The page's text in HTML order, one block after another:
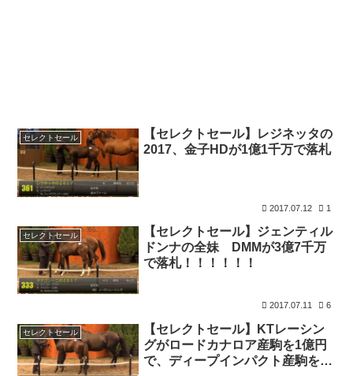
セレクトセール
【セレクトセール】レジネッタの
2017、金子HDが1億1千万で落札
2017.07.12 1
セレクトセール
【セレクトセール】ジェンティル
ドンナの全妹 DMMが3億7千万
で落札！！！！！！
2017.07.11 6
セレクトセール
【セレクトセール】KTレーシン
グがロードカナロア産駒を1億円
で、ディープインパクト産駒を1